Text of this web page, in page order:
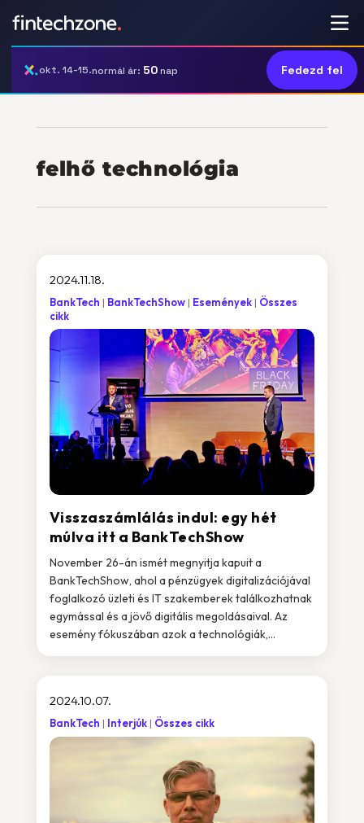
okt. 14-15.normál ár: 50nap Fedezd fel
felhő technológia
Visszaszámlálás indul: egy hét
múlva itt a BankTechShow
2024.11.18.
BankTech BankTechShow Események
Összes
cikk
November 26-án ismét megnyitja kapuit a
BankTechShow, ahol a pénzügyek digitalizációjával
foglalkozó üzleti és IT szakemberek találkozhatnak
egymással és a jövő digitális megoldásaival. Az
esemény fókuszában azok a technológiák,...
2024.10.07.
BankTech Interjúk Összes cikk